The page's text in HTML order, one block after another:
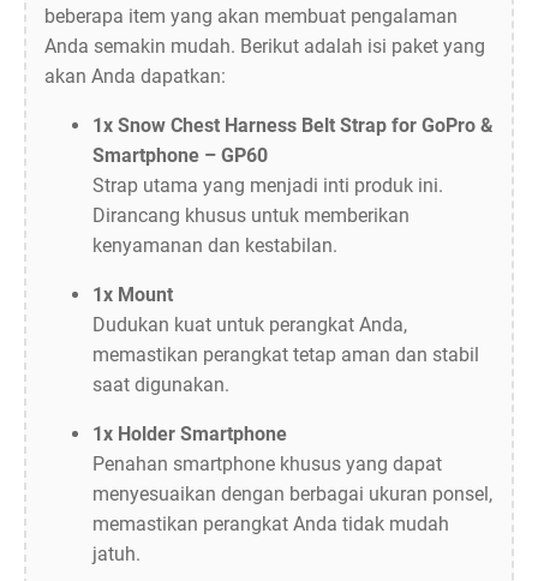
beberapa item yang akan membuat pengalaman
Anda semakin mudah. Berikut adalah isi paket yang
akan Anda dapatkan:
1x Snow Chest Harness Belt Strap for GoPro &
Smartphone – GP60
Strap utama yang menjadi inti produk ini.
Dirancang khusus untuk memberikan
kenyamanan dan kestabilan.
1x Mount
Dudukan kuat untuk perangkat Anda,
memastikan perangkat tetap aman dan stabil
saat digunakan.
1x Holder Smartphone
Penahan smartphone khusus yang dapat
menyesuaikan dengan berbagai ukuran ponsel,
memastikan perangkat Anda tidak mudah
jatuh.